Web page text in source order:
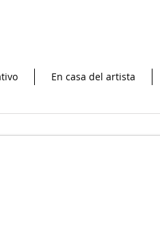
En casa del artista